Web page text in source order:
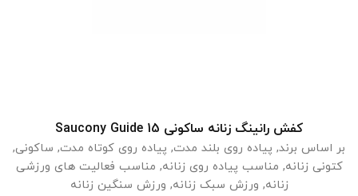
انتخاب گزینه ها
کفش رانینگ زنانه ساکونی Saucony Guide 15
بر اساس برند, پیاده روی بلند مدت, پیاده روی کوتاه مدت, ساکونی,
کتونی زنانه, مناسب پیاده روی زنانه, مناسب فعالیت های ورزشی
زنانه, ورزش سبک زنانه, ورزش سنگین زنانه